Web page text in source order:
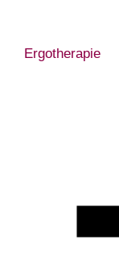
Ergotherapie